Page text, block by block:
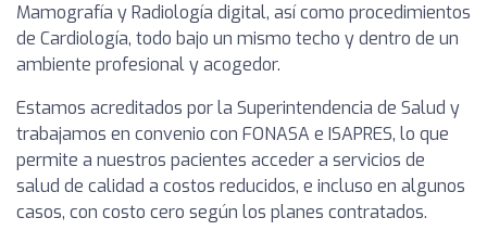
Mamografía y Radiología digital, así como procedimientos
de Cardiología, todo bajo un mismo techo y dentro de un
ambiente profesional y acogedor.
Estamos acreditados por la Superintendencia de Salud y
trabajamos en convenio con FONASA e ISAPRES, lo que
permite a nuestros pacientes acceder a servicios de
salud de calidad a costos reducidos, e incluso en algunos
casos, con costo cero según los planes contratados.